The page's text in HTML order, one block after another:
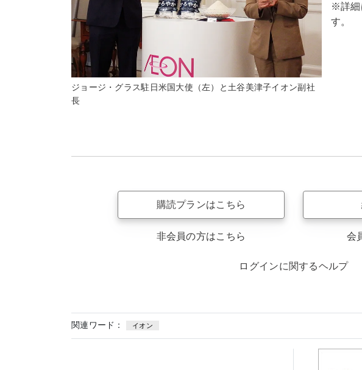
ジョージ・グラス駐日米国大使（左）と土谷美津子イオン副社
長
※詳細
す。
購読プランはこちら
非会員の方はこちら 会
ログインに関するヘルプ
関連ワード： イオン